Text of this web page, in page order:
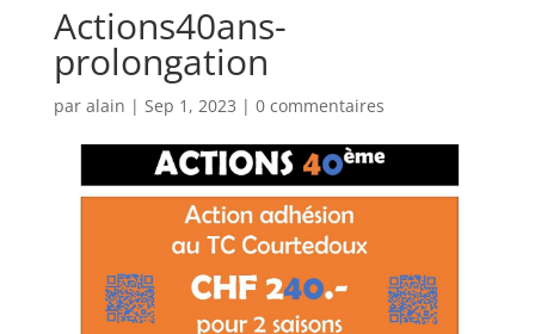
Actions40ans-
prolongation
par alain | Sep 1, 2023 | 0 commentaires